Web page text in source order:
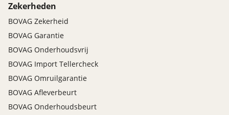
Zekerheden
BOVAG Zekerheid
BOVAG Garantie
BOVAG Onderhoudsvrij
BOVAG Import Tellercheck
BOVAG Omruilgarantie
BOVAG Afleverbeurt
BOVAG Onderhoudsbeurt